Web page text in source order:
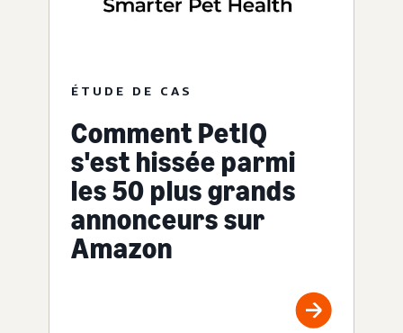
ÉTUDE DE CAS
Comment PetIQ
s'est hissée parmi
les 50 plus grands
annonceurs sur
Amazon